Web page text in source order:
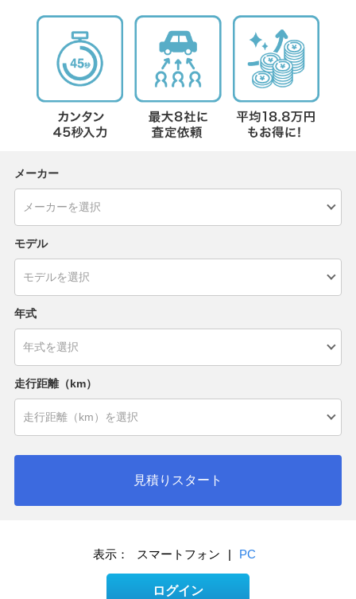
メーカー
モデル
年式
走行距離（km）
見積りスタート
表示： スマートフォン | PC
ログイン